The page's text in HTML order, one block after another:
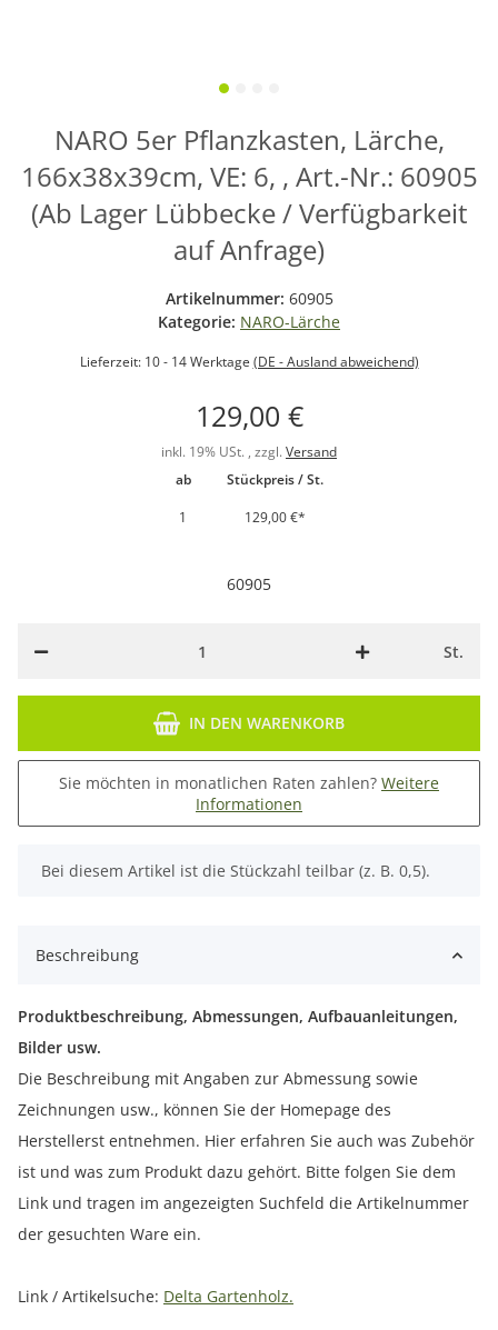
NARO 5er Pflanzkasten, Lärche,
166x38x39cm, VE: 6, , Art.-Nr.: 60905
(Ab Lager Lübbecke / Verfügbarkeit
auf Anfrage)
Artikelnummer: 60905
Kategorie: NARO-Lärche
Lieferzeit: 10 - 14 Werktage (DE - Ausland abweichend)
129,00 €
inkl. 19% USt. , zzgl. Versand
ab
Stückpreis / St.
1
129,00 €*
60905
St.
IN DEN WARENKORB
Sie möchten in monatlichen Raten zahlen? Weitere
Informationen
x
Bei diesem Artikel ist die Stückzahl teilbar (z. B. 0,5).
Beschreibung
Produktbeschreibung, Abmessungen, Aufbauanleitungen,
Bilder usw.
Die Beschreibung mit Angaben zur Abmessung sowie
Zeichnungen usw., können Sie der Homepage des
Herstellerst entnehmen. Hier erfahren Sie auch was Zubehör
ist und was zum Produkt dazu gehört. Bitte folgen Sie dem
Link und tragen im angezeigten Suchfeld die Artikelnummer
der gesuchten Ware ein.
Link / Artikelsuche: Delta Gartenholz.